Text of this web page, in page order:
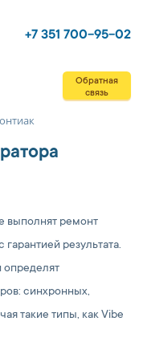
+7 351 700-95-02
Обратная
связь
выполнят ремонт
результата.
определят
синхронных,
такие типы, как Vibe